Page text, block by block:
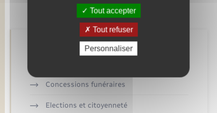
Retrouvez aussi
Concessions funéraires
Elections et citoyenneté
Tout accepter
Tout refuser
Personnaliser